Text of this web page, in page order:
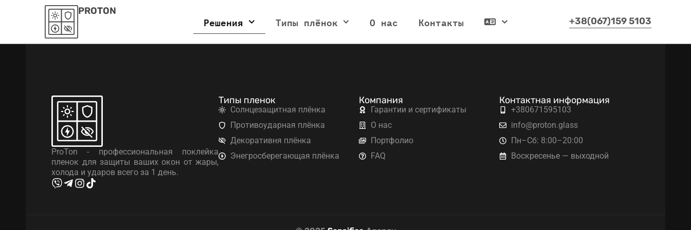
PROTON
Решения Типы плёнок О нас Контакты Русский +38(067)159 5103
ProTon - профессиональная поклейка
пленок для защиты ваших окон от жары,
холода и ударов всего за 1 день.
Типы пленок
Солнцезащитная плёнка
Противоударная плёнка
Декоративня плёнка
Энегросберегающая плёнка
Компания
Гарантии и сертификаты
О нас
Портфолио
FAQ
Контактная информация
+380671595103
info@proton.glass
Пн–Сб: 8:00–20:00
Воскресенье — выходной